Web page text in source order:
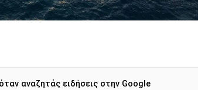
αναζητάς ειδήσεις στην Google